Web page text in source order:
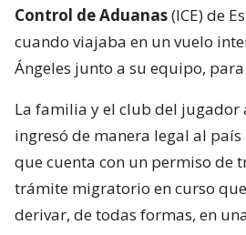
Control de Aduanas(ICE) de
cuando viajaba en un vuelo
Ángeles junto a su equipo,
La familia y el club del jugador
ingresó de manera legal al
que cuenta con un permiso de
trámite migratorio en curso
derivar, de todas formas, en